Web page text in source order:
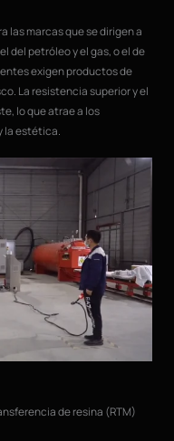
las marcas que se dirigen a
del petróleo y el gas, o el de
exigen productos de
La resistencia superior y el
lo que atrae a los
la estética.
de resina (RTM)